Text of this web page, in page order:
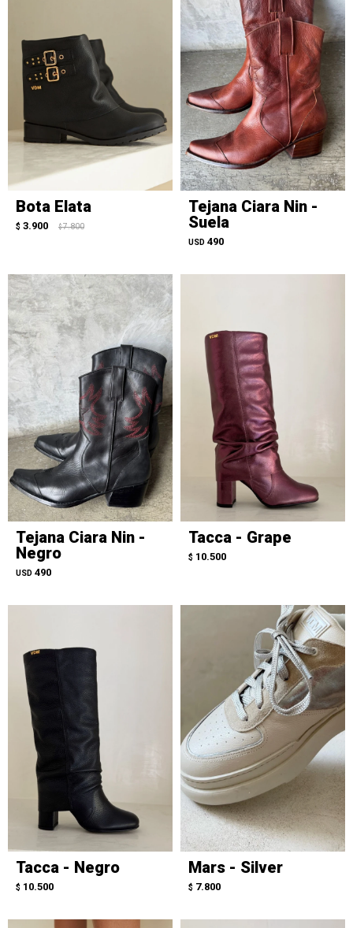
Bota Elata
$ 3.900 $ 7.800
Tejana Ciara Nin -
Suela
USD 490
Tejana Ciara Nin -
Negro
USD 490
Tacca - Grape
$ 10.500
Tacca - Negro
$ 10.500
Mars - Silver
$ 7.800